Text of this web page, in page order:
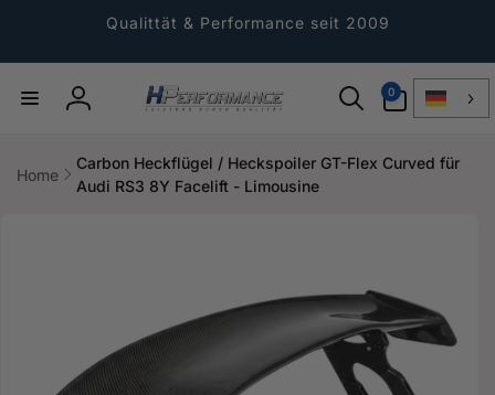
Qualittät & Performance seit 2009
Einloggen
0
Artikel
Home
Carbon Heckflügel / Heckspoiler GT-Flex Curved für
Audi RS3 8Y Facelift - Limousine